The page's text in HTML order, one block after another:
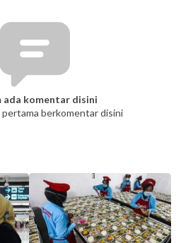
ada komentar disini
pertama berkomentar disini